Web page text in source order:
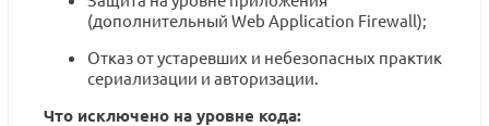
(дополнительный Web Application Firewall);
Отказ от устаревших и небезопасных практик
сериализации и авторизации.
Что исключено на уровне кода: